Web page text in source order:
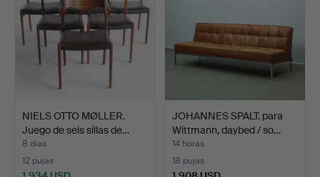
NIELS OTTO MØLLER.
Juego de seis sillas de…
8 días
12 pujas
JOHANNES SPALT. para
Wittmann, daybed / so…
14 horas
18 pujas